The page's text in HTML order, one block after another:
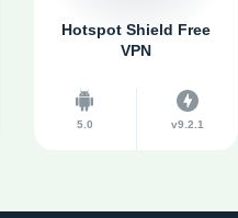
Hotspot Shield Free
VPN
5.0 v9.2.1